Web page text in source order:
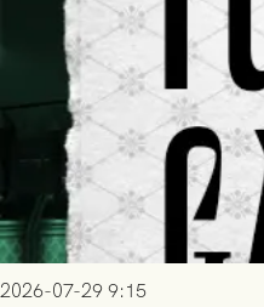
2026-07-29 9:15